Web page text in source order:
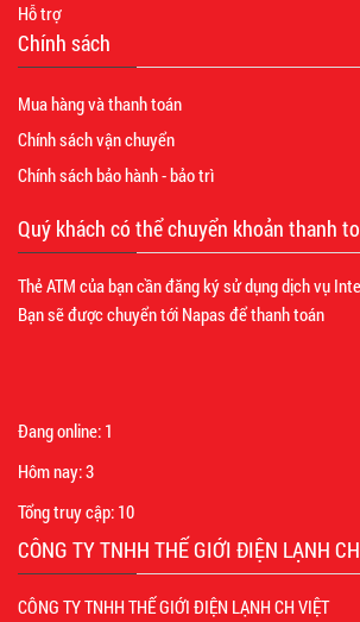
Hỗ trợ
Chính sách
Mua hàng và thanh toán
Chính sách vận chuyển
Chính sách bảo hành - bảo trì
Quý khách có thể chuyển khoản thanh
Thẻ ATM của bạn cần đăng ký sử dụng dịch vụ
Bạn sẽ được chuyển tới Napas để thanh toán
Đang online: 1
Hôm nay:3
Tổng truy cập: 10
CÔNG TY TNHH THẾ GIỚI ĐIỆN LẠNH
CÔNG TY TNHH THẾ GIỚI ĐIỆN LẠNH CH VIỆT